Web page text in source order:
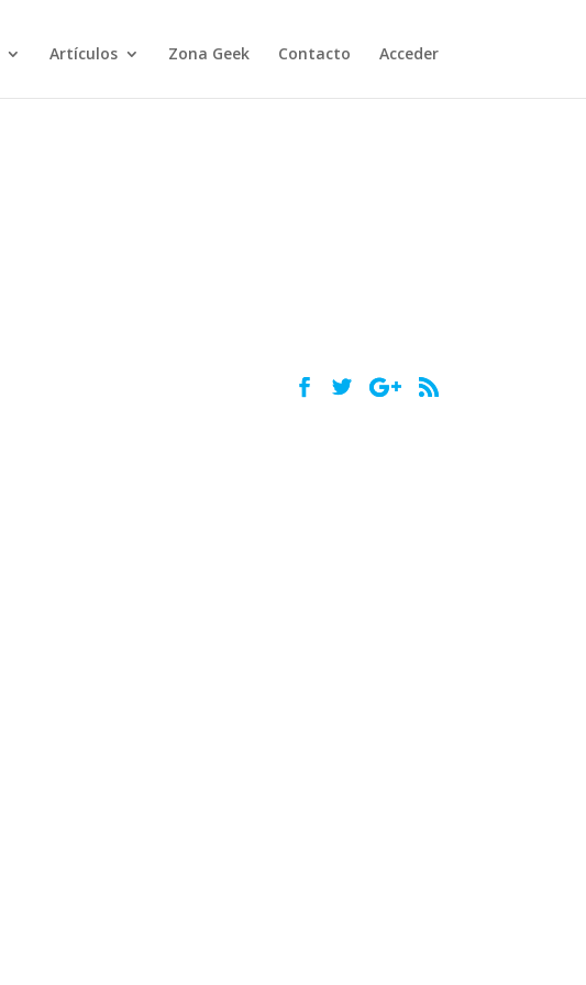
Artículos Zona Geek Contacto Acceder